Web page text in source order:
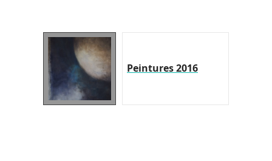
Peintures 2016